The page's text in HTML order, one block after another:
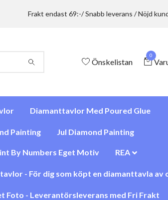
Frakt endast 69:-/ Snabb leverans / Nöjd
Önskelistan
0
Diamanttavlor Med Poured Glue
Painting Jul Diamond Painting
By Numbers Eget Motiv REA
- För dig som köpt en diamanttavla av
Foto - Leverantörsleverans med Fri Frakt